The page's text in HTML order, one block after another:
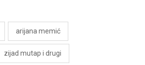
arijana memić
zijad mutap i drugi